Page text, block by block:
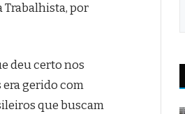
Trabalhista, por
deu certo nos
era gerido com
que buscam